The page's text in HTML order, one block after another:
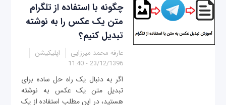
چگونه با استفاده از تلگرام
متن یک عکس را به نوشته
تبدیل کنیم؟
عارفه محمد میرزایی
اپلیکیشن
23/12/1396 - 11:40
اگر به دنبال یک راه حل ساده برای
تبدیل متن یک عکس به نوشته
هستید، در این مطلب استفاده از یک